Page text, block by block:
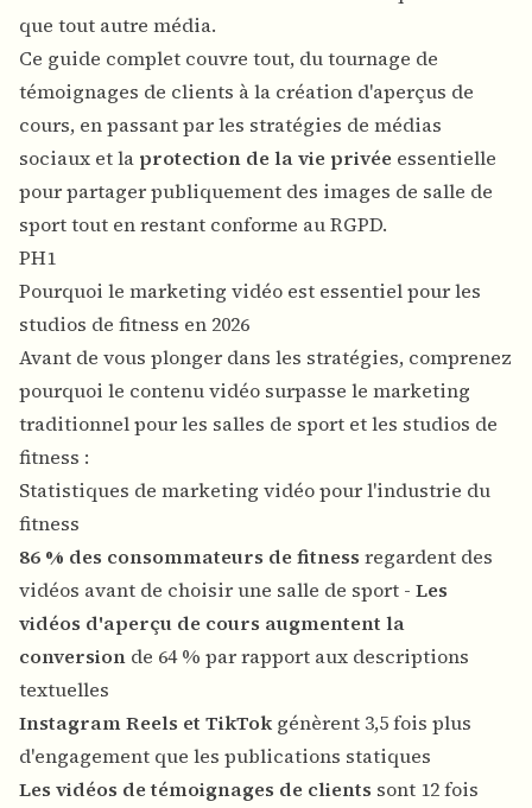
que tout autre média.
Ce guide complet couvre tout, du tournage de
témoignages de clients à la création d'aperçus de
cours, en passant par les stratégies de médias
sociaux et la protection de la vie privée essentielle
pour partager publiquement des images de salle de
sport tout en restant conforme au RGPD.
PH1
Pourquoi le marketing vidéo est essentiel pour les
studios de fitness en 2026
Avant de vous plonger dans les stratégies, comprenez
pourquoi le contenu vidéo surpasse le marketing
traditionnel pour les salles de sport et les studios de
fitness :
Statistiques de marketing vidéo pour l'industrie du
fitness
86 % des consommateurs de fitness regardent des
vidéos avant de choisir une salle de sport - Les
vidéos d'aperçu de cours augmentent la
conversion de 64 % par rapport aux descriptions
textuelles
Instagram Reels et TikTok génèrent 3,5 fois plus
d'engagement que les publications statiques
Les vidéos de témoignages de clients sont 12 fois